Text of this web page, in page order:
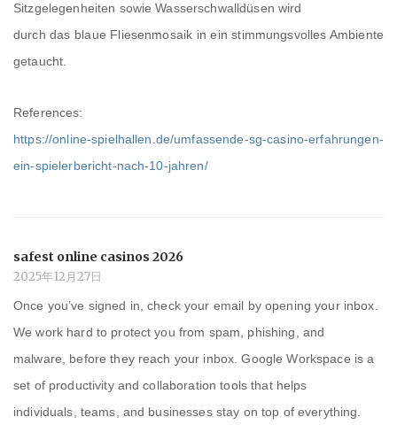
Sitzgelegenheiten sowie Wasserschwalldüsen wird
durch das blaue Fliesenmosaik in ein stimmungsvolles Ambiente
getaucht.
References:
https://online-spielhallen.de/umfassende-sg-casino-erfahrungen-
ein-spielerbericht-nach-10-jahren/
safest online casinos 2026
2025年12月27日
Once you’ve signed in, check your email by opening your inbox.
We work hard to protect you from spam, phishing, and
malware, before they reach your inbox. Google Workspace is a
set of productivity and collaboration tools that helps
individuals, teams, and businesses stay on top of everything.